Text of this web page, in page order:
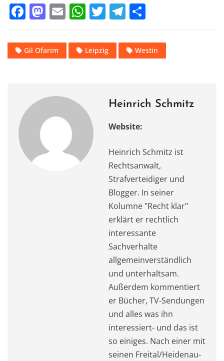
F
c
e
o
M
st
o
o
E
ai
l
W
at
s
p
T
it
te
T
e
gr
le
n
Gil Ofarim Leipzig Westin
Heinrich Schmitz
Website:
Heinrich Schmitz ist
Rechtsanwalt,
Strafverteidiger und
Blogger. In seiner
Kolumne "Recht klar"
erklärt er rechtlich
interessante
Sachverhalte
allgemeinverständlich
und unterhaltsam.
Außerdem kommentiert
er Bücher, TV-Sendungen
und alles was ihn
interessiert- und das ist
so einiges. Nach einer mit
seinen Freital/Heidenau-